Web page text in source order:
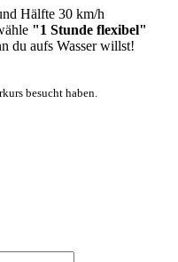
Hälfte 30 km/h
"1 Stunde flexibel"
du aufs Wasser willst!
besucht haben.